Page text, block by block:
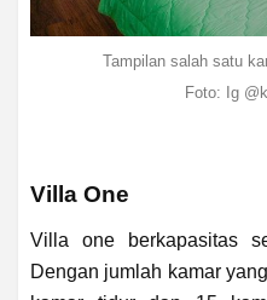
Tampilan salah satu
Foto: Ig
Villa One
Villa one berkapasitas
Dengan jumlah kamar